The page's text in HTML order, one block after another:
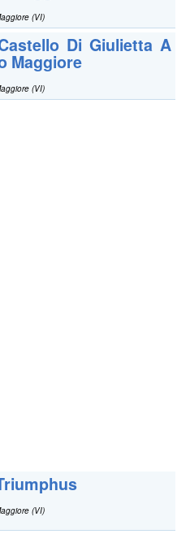
(VI)
Di Giulietta A
Maggiore
(VI)
(VI)